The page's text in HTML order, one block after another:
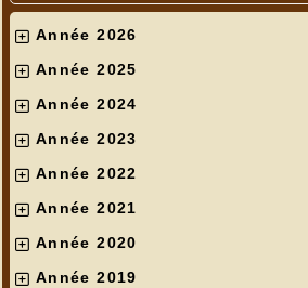
Année 2026
Année 2025
Année 2024
Année 2023
Année 2022
Année 2021
Année 2020
Année 2019